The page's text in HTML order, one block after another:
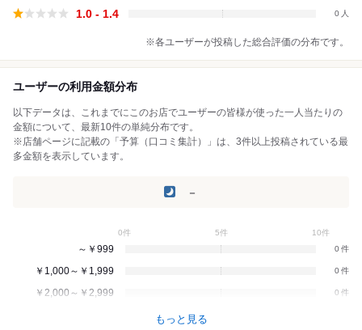
1.0 - 1.4 0
※各ユーザーが投稿した総合評価の分布です。
ユーザーの利用金額分布
以下データは、これまでにこのお店でユーザーの皆様が使った一人当たりの
金額について、最新10件の単純分布です。
※店舗ページに記載の「予算（口コミ集計）」は、3件以上投稿されている最
多金額を表示しています。
－
0件 5件 10件
～￥999 0
￥1,000～￥1,999 0
￥2,000～￥2,999 0
もっと見る